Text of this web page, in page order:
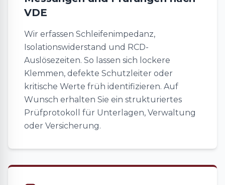
VDE
Wir erfassen Schleifenimpedanz,
Isolationswiderstand und RCD-
Auslösezeiten. So lassen sich lockere
Klemmen, defekte Schutzleiter oder
kritische Werte früh identifizieren. Auf
Wunsch erhalten Sie ein strukturiertes
Prüfprotokoll für Unterlagen, Verwaltung
oder Versicherung.